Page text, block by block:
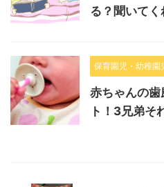
る？聞いて
保育園児・幼稚園
赤ちゃんの
ト！3兄弟そ